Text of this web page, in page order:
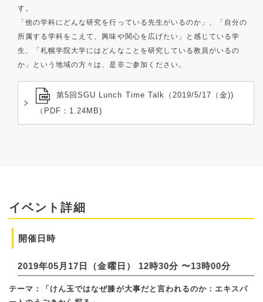
す。
「他の学科にどんな研究を行っている先生がいるのか」、「自分の
所属する学科をこえて、興味や関心を広げたい」と感じている学
生、「札幌学院大学にはどんなことを研究している教員がいるの
か」という地域の方々は、是非ご参加ください。
第5回SGU Lunch Time Talk（2019/5/17（金))
（PDF：1.24MB)
イベント詳細
開催日時
2019年05月17日（金曜日） 12時30分 〜13時00分
テーマ：「けん玉ではなぜ膝が大事だと言われるのか：エキスパ